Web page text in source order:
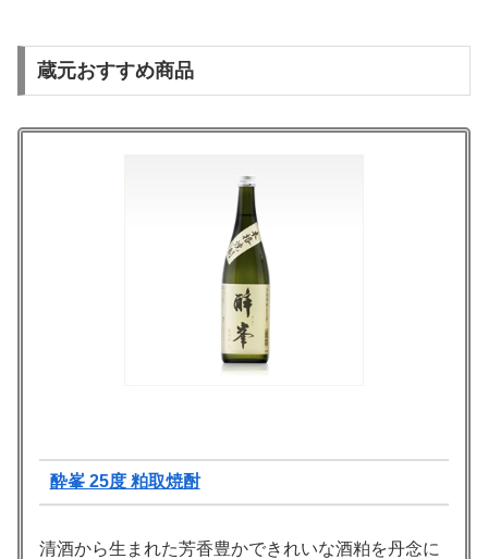
蔵元おすすめ商品
酔峯 25度 粕取焼酎
清酒から生まれた芳香豊かできれいな酒粕を丹念に